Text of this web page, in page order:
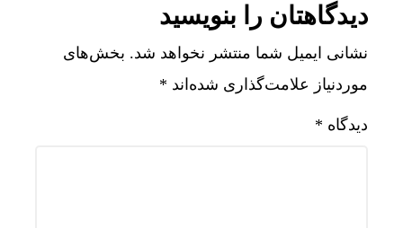
دیدگاهتان را بنویسید
نشانی ایمیل شما منتشر نخواهد شد. بخش‌های
موردنیاز علامت‌گذاری شده‌اند *
دیدگاه *